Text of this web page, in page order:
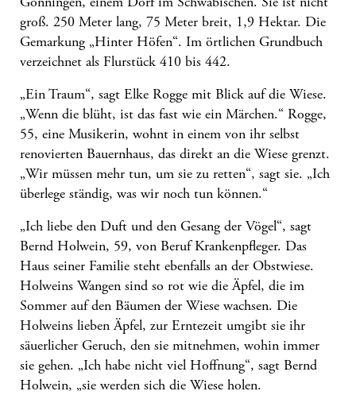
groß. 250 Meter lang, 75 Meter breit, 1,9 Hektar. Die
Gemarkung „Hinter Höfen“. Im örtlichen Grundbuch
verzeichnet als Flurstück 410 bis 442.
„Ein Traum“, sagt Elke Rogge mit Blick auf die Wiese.
„Wenn die blüht, ist das fast wie ein Märchen.“ Rogge,
55, eine Musikerin, wohnt in einem von ihr selbst
renovierten Bauernhaus, das direkt an die Wiese grenzt.
„Wir müssen mehr tun, um sie zu retten“, sagt sie. „Ich
überlege ständig, was wir noch tun können.“
„Ich liebe den Duft und den Gesang der Vögel“, sagt
Bernd Holwein, 59, von Beruf Krankenpfleger. Das
Haus seiner Familie steht ebenfalls an der Obstwiese.
Holweins Wangen sind so rot wie die Äpfel, die im
Sommer auf den Bäumen der Wiese wachsen. Die
Holweins lieben Äpfel, zur Erntezeit umgibt sie ihr
säuerlicher Geruch, den sie mitnehmen, wohin immer
sie gehen. „Ich habe nicht viel Hoffnung“, sagt Bernd
Holwein, „sie werden sich die Wiese holen.